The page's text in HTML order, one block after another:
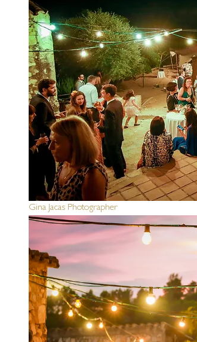
Gina Jacas Photographer